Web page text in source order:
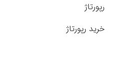
رپورتاژ
خرید رپورتاژ